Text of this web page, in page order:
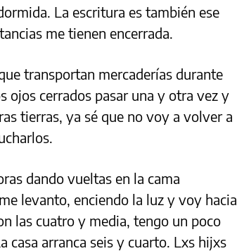
La escritura es también ese
me tienen encerrada.
transportan mercaderías durante
ojos cerrados pasar una y otra vez y
tierras, ya sé que no voy a volver a
dando vueltas en la cama
levanto, enciendo la luz y voy hacia
las cuatro y media, tengo un poco
casa arranca seis y cuarto. Lxs hijxs